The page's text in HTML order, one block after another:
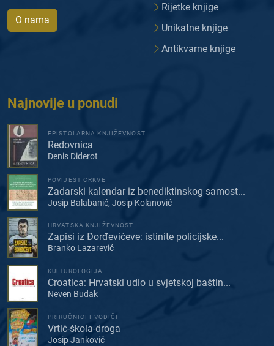
O nama
Rijetke knjige
Unikatne knjige
Antikvarne knjige
Najnovije u ponudi
EPISTOLARNA KNJIŽEVNOST
Redovnica
Denis Diderot
POVIJEST CRKVE
Zadarski kalendar iz benediktinskog samost...
Josip Balabanić, Josip Kolanović
HRVATSKA KNJIŽEVNOST
Zapisi iz Đorđevićeve: istinite policijske...
Branko Lazarević
KULTUROLOGIJA
Croatica: Hrvatski udio u svjetskoj baštin...
Neven Budak
PRIRUČNICI I VODIČI
Vrtić-škola-droga
Josip Janković